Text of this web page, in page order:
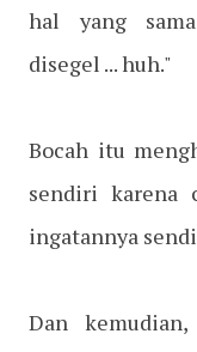
hal yang
disegel ... huh."
Bocah itu
sendiri karena
ingatannya
Dan